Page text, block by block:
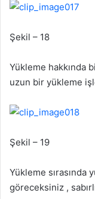
Şekil – 18
Yükleme hakkında
uzun bir yükleme
Şekil – 19
Yükleme sırasında
göreceksiniz ,